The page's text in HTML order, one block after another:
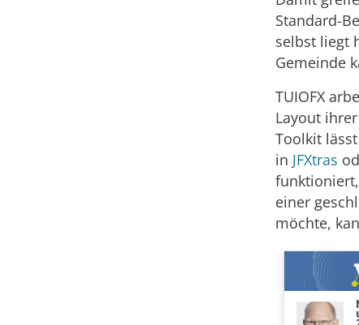
Standard-
selbst liegt
Gemeinde
TUIOFX
Layout
Toolkit
in JFXtras
einer
möchte,